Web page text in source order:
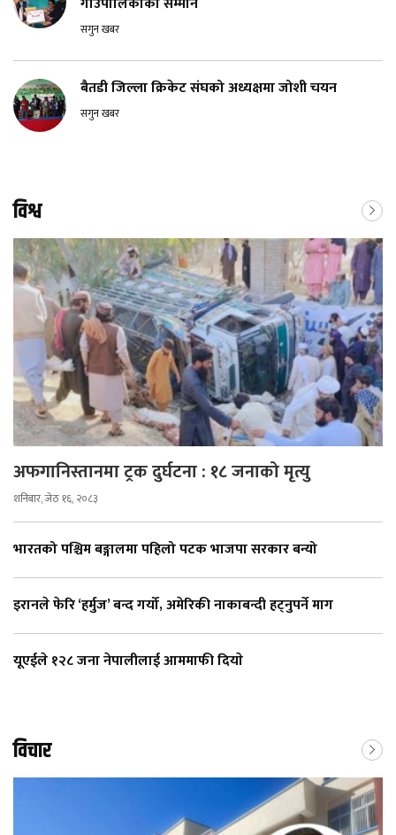
सगुन खबर
बैतडी जिल्ला क्रिकेट संघको अध्यक्षमा जोशी चयन
सगुन खबर
विश्व
अफगानिस्तानमा ट्रक दुर्घटना : १८ जनाको मृत्यु
शनिबार, जेठ १६, २०८३
भारतको पश्चिम बङ्गालमा पहिलो पटक भाजपा सरकार बन्यो
इरानले फेरि ‘हर्मुज’ बन्द गर्यो, अमेरिकी नाकाबन्दी हट्नुपर्ने माग
यूएईले १२८ जना नेपालीलाई आममाफी दियाे
विचार